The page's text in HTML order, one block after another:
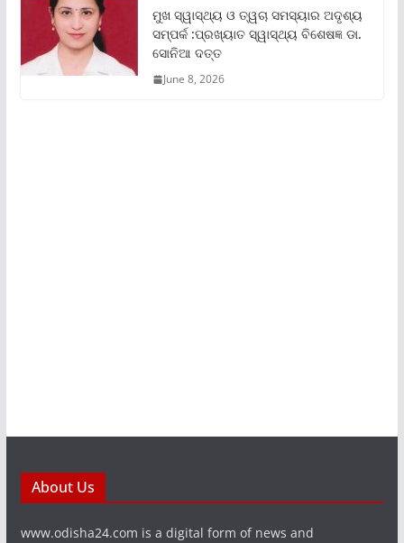
ମୁଖ ସ୍ୱାସ୍ଥ୍ୟ ଓ ତ୍ୱଚା ସମସ୍ୟାର ଅଦୃଶ୍ୟ
ସମ୍ପର୍କ :ପ୍ରଖ୍ୟାତ ସ୍ୱାସ୍ଥ୍ୟ ବିଶେଷଜ୍ଞ ଡା.
ସୋନିଆ ଦତ୍ତ
June 8, 2026
About Us
www.odisha24.com is a digital form of news and